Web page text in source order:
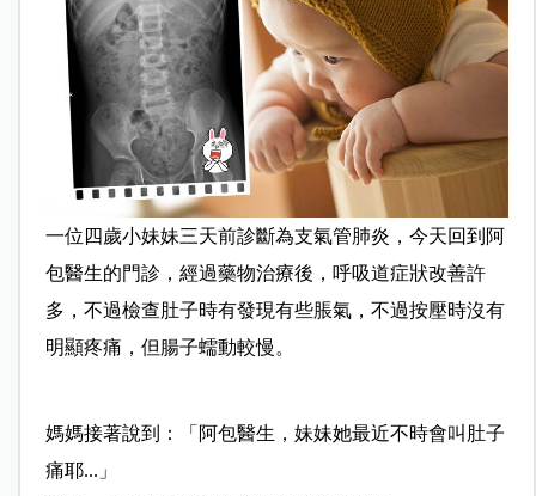
一位四歲小妹妹三天前診斷為支氣管肺炎，今天回到阿
包醫生的門診，經過藥物治療後，呼吸道症狀改善許
多，不過檢查肚子時有發現有些脹氣，不過按壓時沒有
明顯疼痛，但腸子蠕動較慢。
媽媽接著說到：「阿包醫生，妹妹她最近不時會叫肚子
痛耶...」